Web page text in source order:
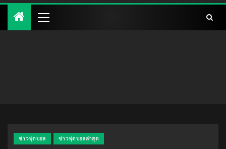
ข่าวฟุตบอล ข่าวฟุตบอลล่าสุด